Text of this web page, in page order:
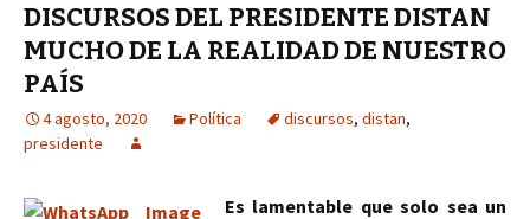
DISCURSOS DEL PRESIDENTE DISTAN
MUCHO DE LA REALIDAD DE NUESTRO
PAÍS
4 agosto, 2020 Política discursos, distan,
presidente
Es lamentable que solo sea un